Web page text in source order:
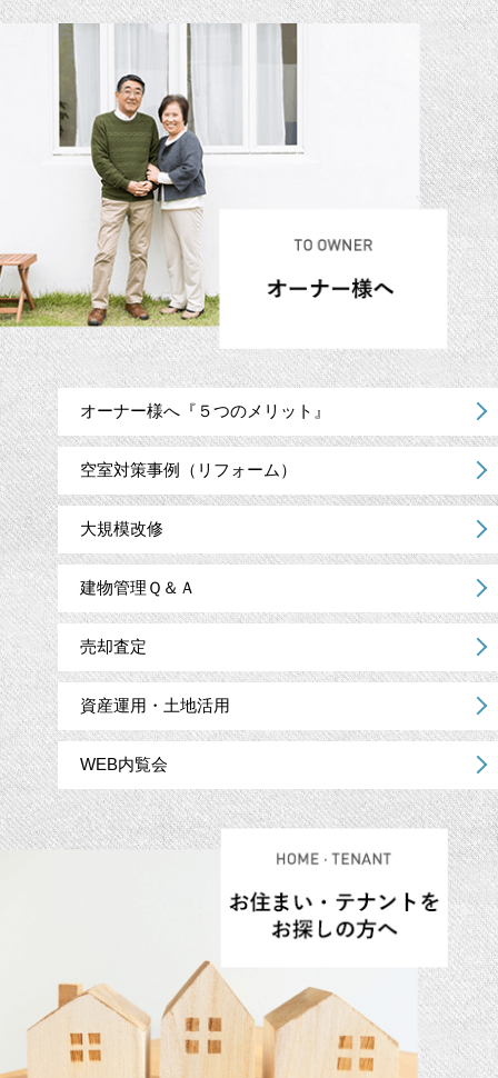
オーナー様へ『５つのメリット』
空室対策事例（リフォーム）
大規模改修
建物管理Ｑ＆Ａ
売却査定
資産運用・土地活用
WEB内覧会